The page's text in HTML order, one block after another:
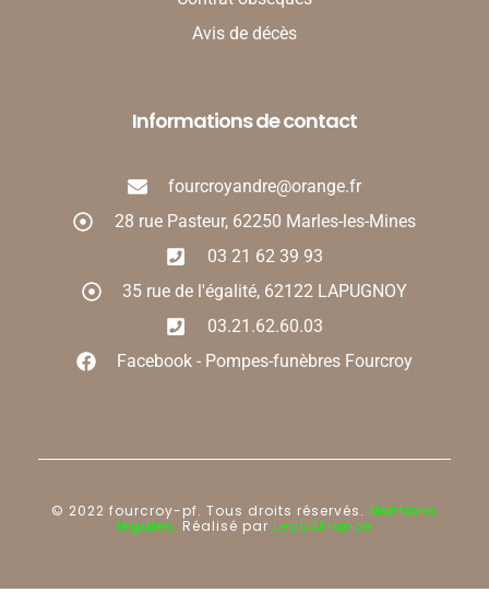
Avis de décès
Informations de contact
fourcroyandre@orange.fr
28 rue Pasteur, 62250 Marles-les-Mines
03 21 62 39 93
35 rue de l'égalité, 62122 LAPUGNOY
03.21.62.60.03
Facebook - Pompes-funèbres Fourcroy
© 2022 fourcroy-pf. Tous droits réservés. Mentions
légales. Réalisé par Lead4France